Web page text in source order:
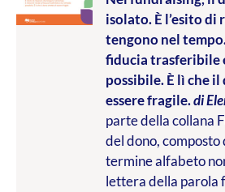
isolato. È l’esito di
tengono nel
fiducia trasferibile
possibile. È lì che
essere fragile.di
parte della collana
del dono, composto
termine alfabeto
lettera della parola